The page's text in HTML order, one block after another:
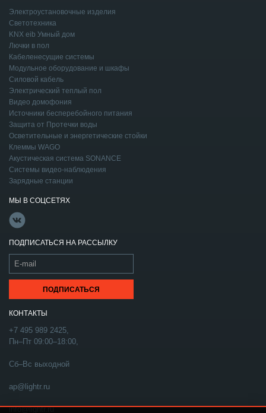
Электроустановочные изделия
Светотехника
KNX eib Умный дом
Лючки в пол
Кабеленесущие системы
Модульное оборудование и шкафы
Силовой кабель
Электрический теплый пол
Видео домофония
Источники бесперебойного питания
Защита от Протечки воды
Осветительные и энергетические стойки
Клеммы WAGO
Акустическая система SONANCE
Системы видео-наблюдения
Зарядные станции
МЫ В СОЦСЕТЯХ
ПОДПИСАТЬСЯ НА РАССЫЛКУ
КОНТАКТЫ
+7 495 989 2425,
Пн–Пт 09:00–18:00,
Сб–Вс выходной
ap@lightr.ru
info@lightr.ru